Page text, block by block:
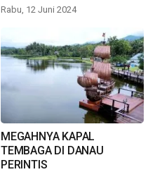
Rabu, 12 Juni 2024
MEGAHNYA KAPAL
TEMBAGA DI DANAU
PERINTIS